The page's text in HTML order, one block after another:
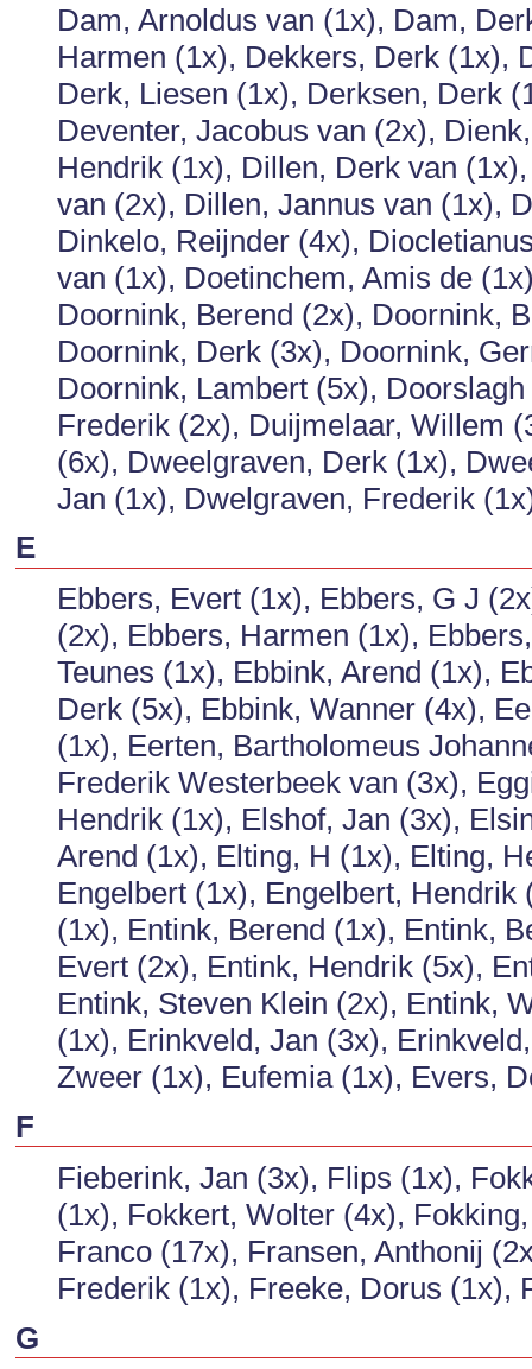
Dam, Arnoldus van (1x), Dam,
Harmen (1x), Dekkers, Derk (1x),
Derk, Liesen (1x), Derksen, Derk
Deventer, Jacobus van (2x),
Hendrik (1x), Dillen, Derk van
van (2x), Dillen, Jannus van (1x),
Dinkelo, Reijnder (4x),
van (1x), Doetinchem, Amis de
Doornink, Berend (2x), Doornink,
Doornink, Derk (3x), Doornink,
Doornink, Lambert (5x),
Frederik (2x), Duijmelaar, Willem
(6x), Dweelgraven, Derk (1x),
Jan (1x), Dwelgraven, Frederik
E
Ebbers, Evert (1x), Ebbers, G J
(2x), Ebbers, Harmen (1x),
Teunes (1x), Ebbink, Arend (1x),
Derk (5x), Ebbink, Wanner (4x),
(1x), Eerten, Bartholomeus
Frederik Westerbeek van (3x),
Hendrik (1x), Elshof, Jan (3x),
Arend (1x), Elting, H (1x), Elting,
Engelbert (1x), Engelbert,
(1x), Entink, Berend (1x), Entink,
Evert (2x), Entink, Hendrik (5x),
Entink, Steven Klein (2x), Entink,
(1x), Erinkveld, Jan (3x),
Zweer (1x), Eufemia (1x), Evers,
F
Fieberink, Jan (3x), Flips (1x),
(1x), Fokkert, Wolter (4x),
Franco (17x), Fransen, Anthonij
Frederik (1x), Freeke, Dorus (1x),
G